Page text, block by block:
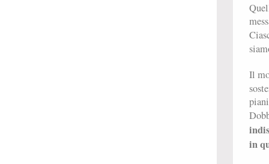
Il
in